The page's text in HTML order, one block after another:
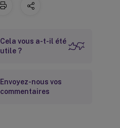
Cela vous a-t-il été
utile ?
Envoyez-nous vos
commentaires